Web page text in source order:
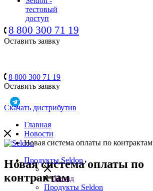
тестовый
доступ
8 800 300 71 19
Оставить заявку
8 800 300 71 19
Оставить заявку
Продукты Seldon
Назад
Продукты Seldon
Скачать дистрибутив
Главная
Новости
Новая система оплаты по контрактам
Новая система оплаты по
контрактам